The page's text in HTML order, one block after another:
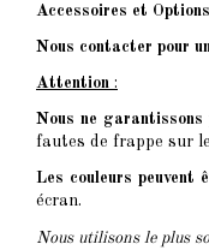
Accessoires et
Nous contacter pour
Attention :
Nous ne
fautes de frappe sur
Les couleurs peuvent
écran.
Nous utilisons le plus